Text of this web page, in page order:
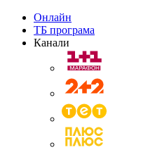
Онлайн
ТБ програма
Канали